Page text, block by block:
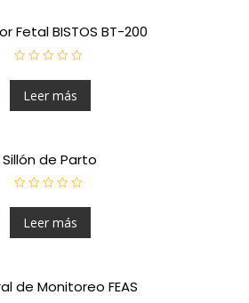
Fetal BISTOS BT-200
a
r
e
n
0
d
5
Leer más
Sillón de Parto
a
r
e
n
Leer más
de Monitoreo FEAS